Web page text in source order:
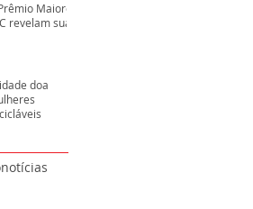
notícias
Maiores
revelam suas
doa